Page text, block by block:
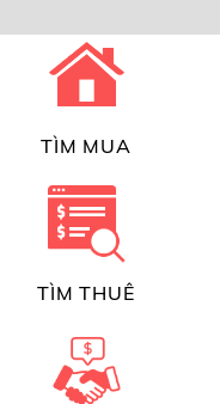
TÌM MUA
TÌM THUÊ